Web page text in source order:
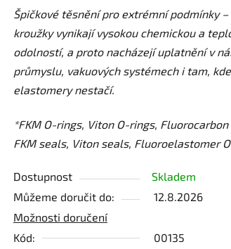
produktu
je
0,0
z
5
Špičkové těsnění pro extrémní podmínky –
kroužky vynikají vysokou chemickou a
odolností, a proto nacházejí uplatnění v
průmyslu, vakuových systémech i tam,
elastomery nestačí.
*FKM O-rings, Viton O-rings, Fluorocarbon
FKM seals, Viton seals, Fluoroelastomer
Dostupnost
Skladem
Můžeme doručit do:
12.8.2026
Možnosti doručení
Kód:
00135